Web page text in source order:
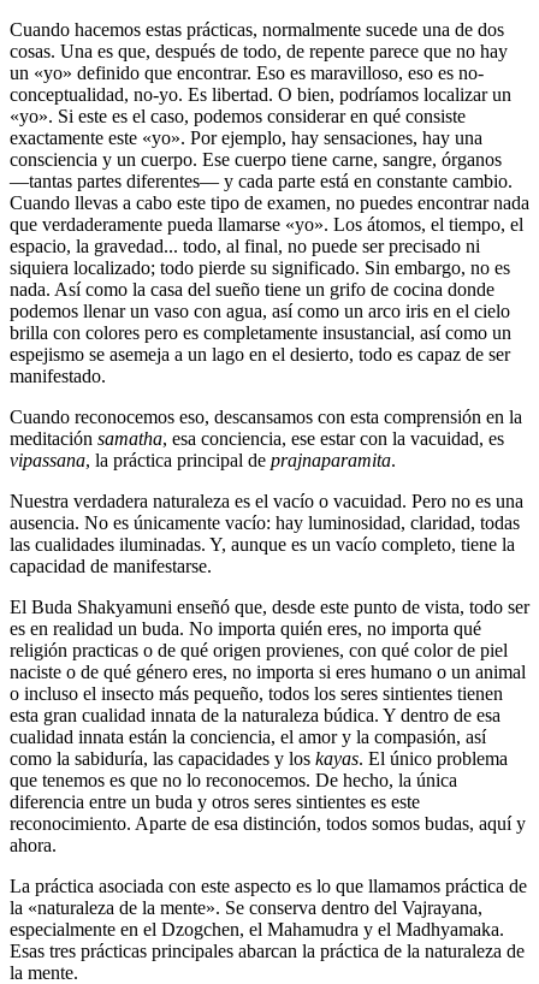
Cuando hacemos estas prácticas, normalmente sucede una de dos
cosas. Una es que, después de todo, de repente parece que no hay
un «yo» definido que encontrar. Eso es maravilloso, eso es no-
conceptualidad, no-yo. Es libertad. O bien, podríamos localizar un
«yo». Si este es el caso, podemos considerar en qué consiste
exactamente este «yo». Por ejemplo, hay sensaciones, hay una
consciencia y un cuerpo. Ese cuerpo tiene carne, sangre, órganos
―tantas partes diferentes― y cada parte está en constante cambio.
Cuando llevas a cabo este tipo de examen, no puedes encontrar nada
que verdaderamente pueda llamarse «yo». Los átomos, el tiempo, el
espacio, la gravedad... todo, al final, no puede ser precisado ni
siquiera localizado; todo pierde su significado. Sin embargo, no es
nada. Así como la casa del sueño tiene un grifo de cocina donde
podemos llenar un vaso con agua, así como un arco iris en el cielo
brilla con colores pero es completamente insustancial, así como un
espejismo se asemeja a un lago en el desierto, todo es capaz de ser
manifestado.
Cuando reconocemos eso, descansamos con esta comprensión en la
meditación samatha, esa conciencia, ese estar con la vacuidad, es
vipassana, la práctica principal de prajnaparamita.
Nuestra verdadera naturaleza es el vacío o vacuidad. Pero no es una
ausencia. No es únicamente vacío: hay luminosidad, claridad, todas
las cualidades iluminadas. Y, aunque es un vacío completo, tiene la
capacidad de manifestarse.
El Buda Shakyamuni enseñó que, desde este punto de vista, todo ser
es en realidad un buda. No importa quién eres, no importa qué
religión practicas o de qué origen provienes, con qué color de piel
naciste o de qué género eres, no importa si eres humano o un animal
o incluso el insecto más pequeño, todos los seres sintientes tienen
esta gran cualidad innata de la naturaleza búdica. Y dentro de esa
cualidad innata están la conciencia, el amor y la compasión, así
como la sabiduría, las capacidades y los kayas. El único problema
que tenemos es que no lo reconocemos. De hecho, la única
diferencia entre un buda y otros seres sintientes es este
reconocimiento. Aparte de esa distinción, todos somos budas, aquí y
ahora.
La práctica asociada con este aspecto es lo que llamamos práctica de
la «naturaleza de la mente». Se conserva dentro del Vajrayana,
especialmente en el Dzogchen, el Mahamudra y el Madhyamaka.
Esas tres prácticas principales abarcan la práctica de la naturaleza de
la mente.